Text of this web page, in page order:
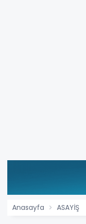
Anasayfa ASAYİŞ